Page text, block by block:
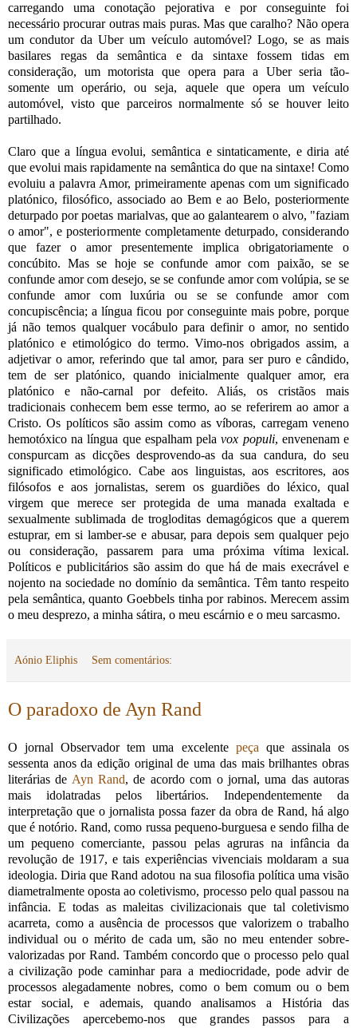
carregando uma conotação pejorativa e por conseguinte foi
necessário procurar outras mais puras. Mas que caralho? Não opera
um condutor da Uber um veículo automóvel? Logo, se as mais
basilares regas da semântica e da sintaxe fossem tidas em
consideração, um motorista que opera para a Uber seria tão-
somente um operário, ou seja, aquele que opera um veículo
automóvel, visto que parceiros normalmente só se houver leito
partilhado.
Claro que a língua evolui, semântica e sintaticamente, e diria até
que evolui mais rapidamente na semântica do que na sintaxe! Como
evoluiu a palavra Amor, primeiramente apenas com um significado
platónico, filosófico, associado ao Bem e ao Belo, posteriormente
deturpado por poetas marialvas, que ao galantearem o alvo, "faziam
o amor", e posteriormente completamente deturpado, considerando
que fazer o amor presentemente implica obrigatoriamente o
concúbito. Mas se hoje se confunde amor com paixão, se se
confunde amor com desejo, se se confunde amor com volúpia, se se
confunde amor com luxúria ou se se confunde amor com
concupiscência; a língua ficou por conseguinte mais pobre, porque
já não temos qualquer vocábulo para definir o amor, no sentido
platónico e etimológico do termo. Vimo-nos obrigados assim, a
adjetivar o amor, referindo que tal amor, para ser puro e cândido,
tem de ser platónico, quando inicialmente qualquer amor, era
platónico e não-carnal por defeito. Aliás, os cristãos mais
tradicionais conhecem bem esse termo, ao se referirem ao amor a
Cristo. Os políticos são assim como as víboras, carregam veneno
hemotóxico na língua que espalham pelavox populi, envenenam e
conspurcam as dicções desprovendo-as da sua candura, do seu
significado etimológico. Cabe aos linguistas, aos escritores, aos
filósofos e aos jornalistas, serem os guardiões do léxico, qual
virgem que merece ser protegida de uma manada exaltada e
sexualmente sublimada de trogloditas demagógicos que a querem
estuprar, em si lamber-se e abusar, para depois sem qualquer pejo
ou consideração, passarem para uma próxima vítima lexical.
Políticos e publicitários são assim do que há de mais execrável e
nojento na sociedade no domínio da semântica. Têm tanto respeito
pela semântica, quanto Goebbels tinha por rabinos. Merecem assim
o meu desprezo, a minha sátira, o meu escárnio e o meu sarcasmo.
Aónio Eliphis Sem comentários:
O paradoxo de Ayn Rand
O jornal Observador tem uma excelente peça que assinala os
sessenta anos da edição original de uma das mais brilhantes obras
literárias de Ayn Rand, de acordo com o jornal, uma das autoras
mais idolatradas pelos libertários. Independentemente da
interpretação que o jornalista possa fazer da obra de Rand, há algo
que é notório. Rand, como russa pequeno-burguesa e sendo filha de
um pequeno comerciante, passou pelas agruras na infância da
revolução de 1917, e tais experiências vivenciais moldaram a sua
ideologia. Diria que Rand adotou na sua filosofia política uma visão
diametralmente oposta ao coletivismo, processo pelo qual passou na
infância. E todas as maleitas civilizacionais que tal coletivismo
acarreta, como a ausência de processos que valorizem o trabalho
individual ou o mérito de cada um, são no meu entender sobre-
valorizadas por Rand. Também concordo que o processo pelo qual
a civilização pode caminhar para a mediocridade, pode advir de
processos alegadamente nobres, como o bem comum ou o bem
estar social, e ademais, quando analisamos a História das
Civilizações apercebemo-nos que grandes passos para a